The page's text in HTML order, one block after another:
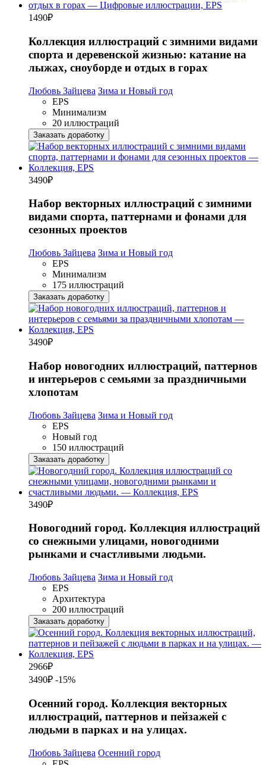
1490₽
Коллекция иллюстраций с зимними видами
спорта и деревенской жизнью: катание на
лыжах, сноуборде и отдых в горах
Любовь Зайцева Зима и Новый год
EPS
Минимализм
20 иллюстраций
Заказать доработку
3490₽
Набор векторных иллюстраций с зимними
видами спорта, паттернами и фонами для
сезонных проектов
Любовь Зайцева Зима и Новый год
EPS
Минимализм
175 иллюстраций
Заказать доработку
3490₽
Набор новогодних иллюстраций, паттернов
и интерьеров с семьями за праздничными
хлопотам
Любовь Зайцева Зима и Новый год
EPS
Новый год
150 иллюстраций
Заказать доработку
3490₽
Новогодний город. Коллекция иллюстраций
со снежными улицами, новогодними
рынками и счастливыми людьми.
Любовь Зайцева Зима и Новый год
EPS
Архитектура
200 иллюстраций
Заказать доработку
2966₽
3490₽ -15%
Осенний город. Коллекция векторных
иллюстраций, паттернов и пейзажей с
людьми в парках и на улицах.
Любовь Зайцева Осенний город